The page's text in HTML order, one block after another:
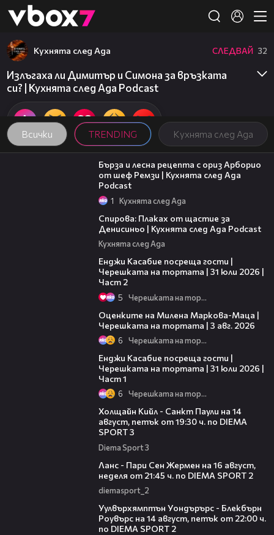
👾
Всички TRENDING Кухнята след Ада
Кухнята след Ада СЛЕДВАЙ 32
Излъгаха ли Димитър и Симона за връзката
си? | Кухнята след Ада Podcast
18:45
Бърза и лесна рецепта с ориз Арборио
от шеф Ремзи | Кухнята след Ада
Podcast
1 Кухнята след Ада
Спирова: Плаках от щастие за
Денисиньо | Кухнята след Ада Podcast
Кухнята след Ада
Енджи Касабие посреща гости |
Черешката на тортата | 31 юли 2026 |
Част 2
5 Черешката на тортата
Оценките на Милена Маркова-Маца |
Черешката на тортата | 3 авг. 2026
6 Черешката на тортата
Енджи Касабие посреща гости |
Черешката на тортата | 31 юли 2026 |
Част 1
6 Черешката на тортата
Холщайн Кийл - Санкт Паули на 14
август, петък от 19:30 ч. по DIEMA
SPORT 3
Diema Sport 3
Ланс - Пари Сен Жермен на 16 август,
неделя от 21:45 ч. по DIEMA SPORT 2
diemasport_2
Уулвърхямптън Уондърърс - Блекбърн
Роувърс на 14 август, петък от 22:00 ч.
по DIEMA SPORT 2